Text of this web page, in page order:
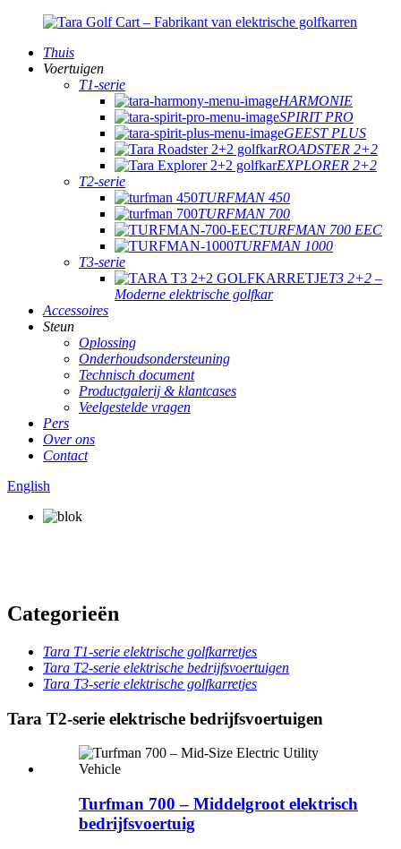
Thuis
Voertuigen
T1-serie
HARMONIE
SPIRIT PRO
GEEST PLUS
ROADSTER 2+2
EXPLORER 2+2
T2-serie
TURFMAN 450
TURFMAN 700
TURFMAN 700 EEC
TURFMAN 1000
T3-serie
T3 2+2 –
Moderne elektrische golfkar
Accessoires
Steun
Oplossing
Onderhoudsondersteuning
Technisch document
Productgalerij & klantcases
Veelgestelde vragen
Pers
Over ons
Contact
English
Categorieën
Tara T1-serie elektrische golfkarretjes
Tara T2-serie elektrische bedrijfsvoertuigen
Tara T3-serie elektrische golfkarretjes
Tara T2-serie elektrische bedrijfsvoertuigen
Turfman 700 – Middelgroot elektrisch
bedrijfsvoertuig